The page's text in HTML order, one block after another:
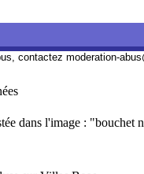
contactez moderation-